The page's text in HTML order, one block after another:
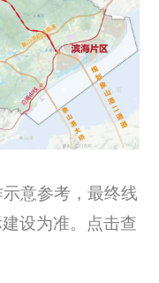
意参考，最终线
设为准。点击查